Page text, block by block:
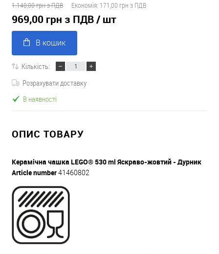
1.140,00 грн з ПДВ Економія: 171,00 грн з ПДВ
969,00 грн з ПДВ/ шт
В кошик
Кількість:
Розрахувати доставку
В наявності
ОПИС ТОВАРУ
Керамічна чашка LEGO® 530 ml Яскраво-жовтий - Дурник
Article number41460802